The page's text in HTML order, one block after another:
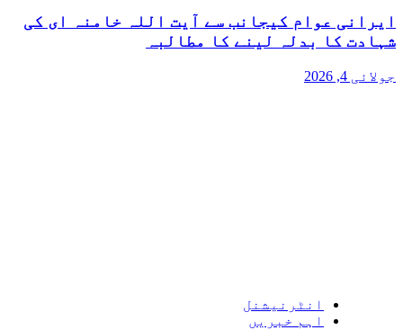
ایرانی عوام کیجانب سے آیت اللہ خامنہ ای کی
شہادت کا بدلہ لینے کا مطالبہ
جولائی 4, 2026
انٹرنیشنل
اہم خبریں